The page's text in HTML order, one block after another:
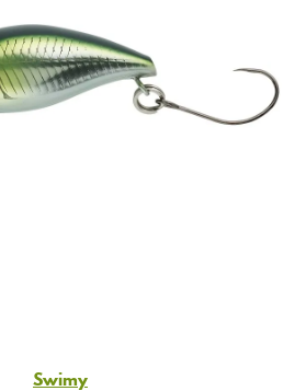
Swimy